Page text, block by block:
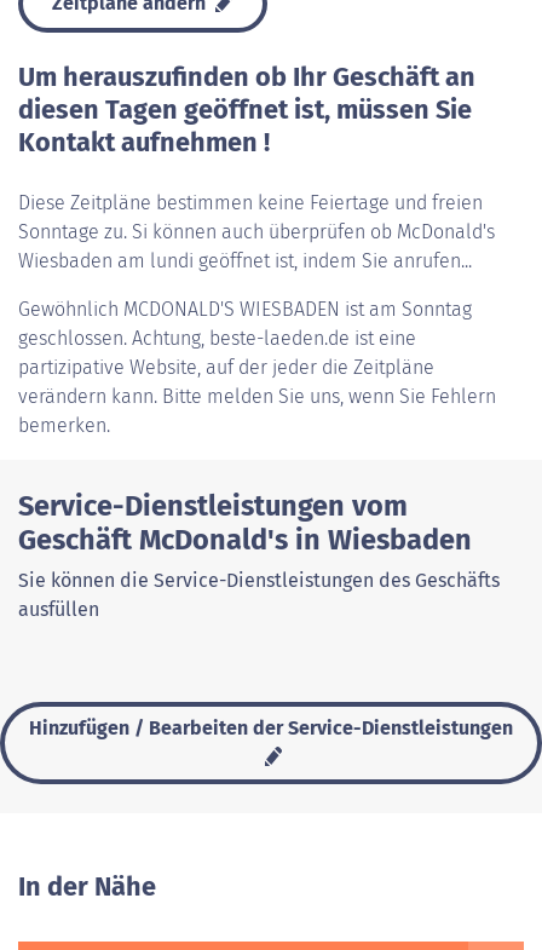
Um herauszufinden ob Ihr Geschäft an
diesen Tagen geöffnet ist, müssen Sie
Kontakt aufnehmen !
Diese Zeitpläne bestimmen keine Feiertage und freien
Sonntage zu. Si können auch überprüfen ob McDonald's
Wiesbaden am lundi geöffnet ist, indem Sie anrufen...
Gewöhnlich MCDONALD'S WIESBADEN ist am Sonntag
geschlossen. Achtung, beste-laeden.de ist eine
partizipative Website, auf der jeder die Zeitpläne
verändern kann. Bitte melden Sie uns, wenn Sie Fehlern
bemerken.
Service-Dienstleistungen vom
Geschäft McDonald's in Wiesbaden
Sie können die Service-Dienstleistungen des Geschäfts
ausfüllen
Hinzufügen / Bearbeiten der Service-Dienstleistungen
In der Nähe